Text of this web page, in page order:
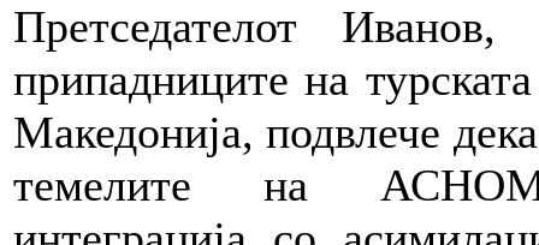
Претседателот
припадниците на
Македонија, подвлече
темелите на АСНОМ-